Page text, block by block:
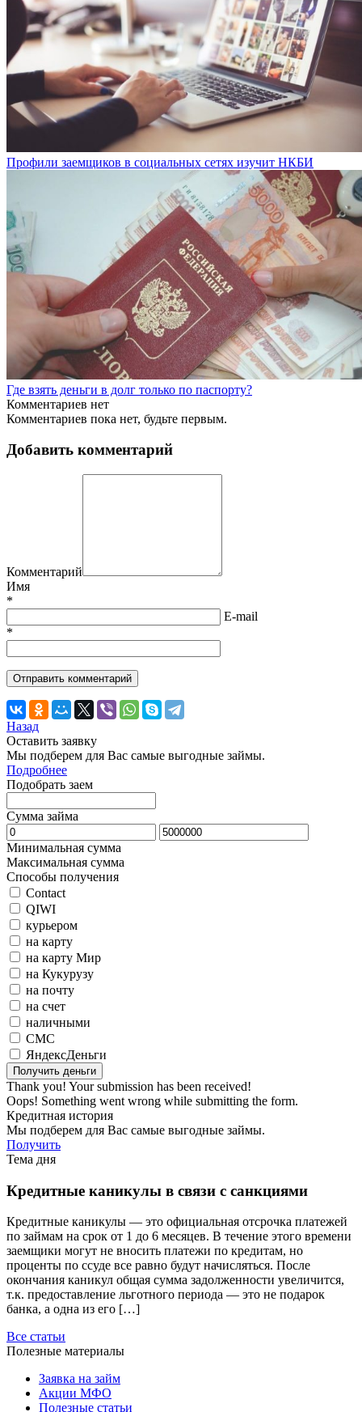
Профили заемщиков в социальных сетях изучит НКБИ
Где взять деньги в долг только по паспорту?
Комментариев нет
Комментариев пока нет, будьте первым.
Добавить комментарий
Комментарий
Имя
*
E-mail
*
Назад
Оставить заявку
Мы подберем для Вас самые выгодные займы.
Подробнее
Подобрать заем
Сумма займа
Минимальная сумма
Максимальная сумма
Способы получения
Contact
QIWI
курьером
на карту
на карту Мир
на Кукурузу
на почту
на счет
наличными
СМС
ЯндексДеньги
Thank you! Your submission has been received!
Oops! Something went wrong while submitting the form.
Кредитная история
Мы подберем для Вас самые выгодные займы.
Получить
Тема дня
Кредитные каникулы в связи с санкциями
Кредитные каникулы — это официальная отсрочка платежей
по займам на срок от 1 до 6 месяцев. В течение этого времени
заемщики могут не вносить платежи по кредитам, но
проценты по ссуде все равно будут начисляться. После
окончания каникул общая сумма задолженности увеличится,
т.к. предоставление льготного периода — это не подарок
банка, а одна из его […]
Все статьи
Полезные материалы
Заявка на займ
Акции МФО
Полезные статьи